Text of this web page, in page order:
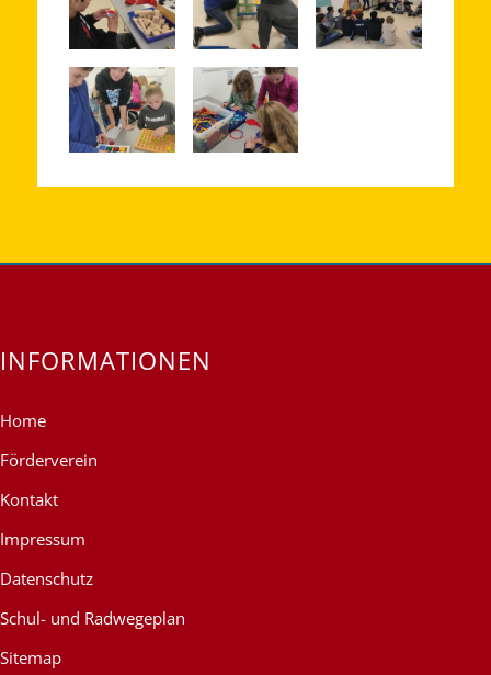
INFORMATIONEN
Home
Förderverein
Kontakt
Impressum
Datenschutz
Schul- und Radwegeplan
Sitemap